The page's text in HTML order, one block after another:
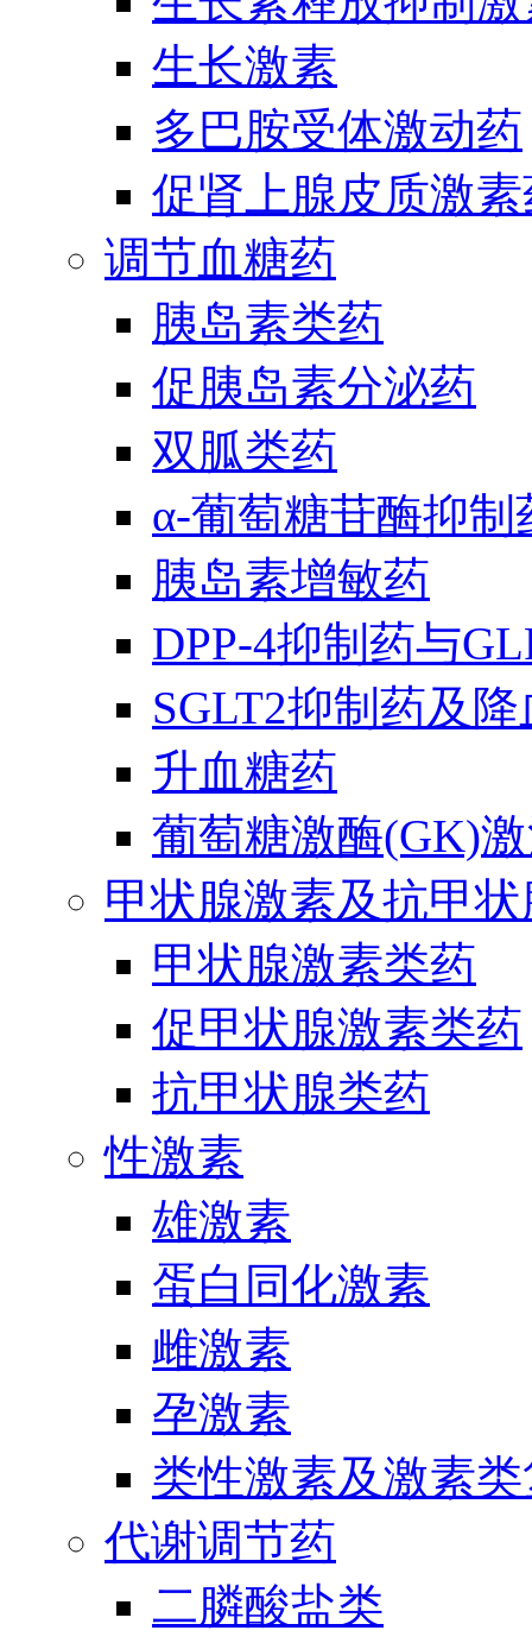
生长激素
多巴胺受体激动药
促肾上腺皮质激
调节血糖药
胰岛素类药
促胰岛素分泌药
双胍类药
α-葡萄糖苷酶抑制
胰岛素增敏药
DPP-4抑制药与
SGLT2抑制药及
升血糖药
葡萄糖激酶(GK)
甲状腺激素及抗甲
甲状腺激素类药
促甲状腺激素类药
抗甲状腺类药
性激素
雄激素
蛋白同化激素
雌激素
孕激素
类性激素及激素
代谢调节药
二膦酸盐类